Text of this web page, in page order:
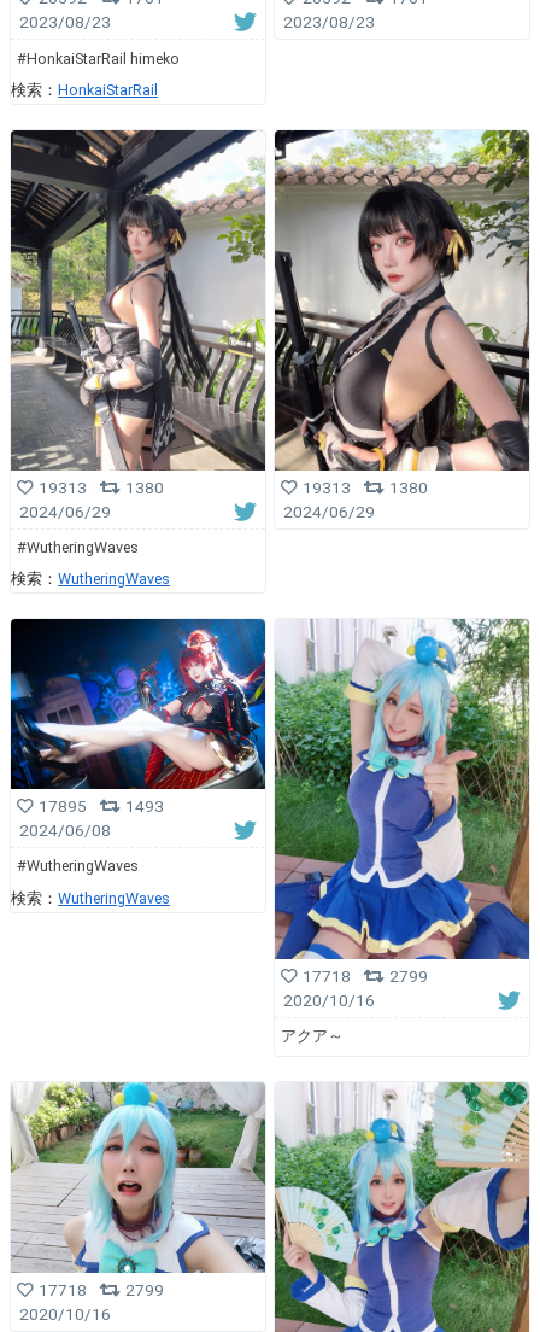
2023/08/23
#HonkaiStarRail himeko
検索： HonkaiStarRail
2023/08/23
19313
1380
2024/06/29
#WutheringWaves
検索： WutheringWaves
19313
1380
2024/06/29
17895
1493
2024/06/08
#WutheringWaves
検索： WutheringWaves
17718
2799
2020/10/16
アクア～
17718
2799
2020/10/16